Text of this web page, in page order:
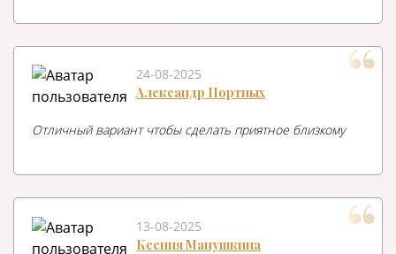
24-08-2025
Александр Портных
Отличный вариант чтобы сделать приятное близкому
13-08-2025
Ксения Манушкина